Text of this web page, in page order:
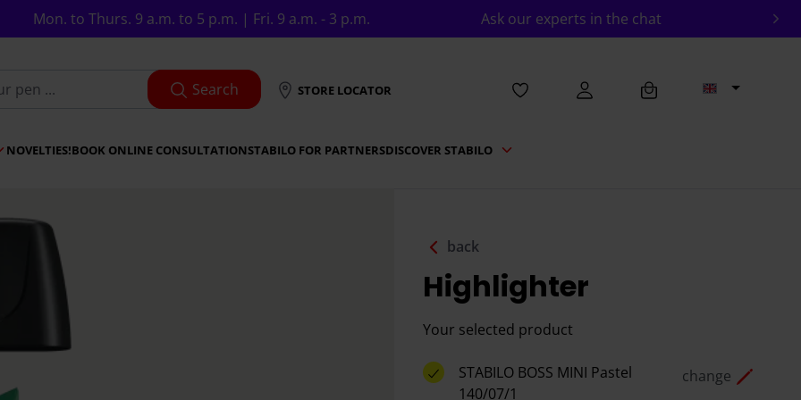
Mon. to Thurs. 9 a.m. to 5 p.m. | Fri. 9 a.m. - 3 p.m. Ask our experts in the chat
Search STORE LOCATOR
NOVELTIES!BOOK ONLINE CONSULTATIONSTABILO FOR PARTNERSDISCOVER STABILO
back
Highlighter
Your selected product
STABILO BOSS MINI Pastel
140/07/1
change